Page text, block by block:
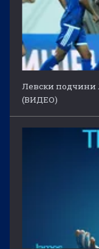
Левски подчини
(ВИДЕО)